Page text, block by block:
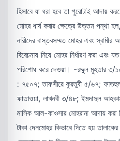
হিসাবে যা ধরা হবে তা পুরোটাই আদায়
মোহর ধার্য করার ক্ষেত্রে উত্তম পন্থা হল,
নারীদের বাস্তবসম্মত মোহর এবং স্বামীর
বিবেচনায় নিয়ে মোহর নির্ধারণ করা এবং
পরিশোধ করে দেওয়া। -রদ্দুল মুহতার ৩/
: ৭৫০৭; তাফসীরে কুরতুবী ৫/৬৭;
ফাতাওয়া, লাখনবী ৩/৪৮; ইমদাদুল
মাসিক আল-কাওসার মোহরানা আদায়
টাকা দেনমোহর কিভাবে দিতে হয়